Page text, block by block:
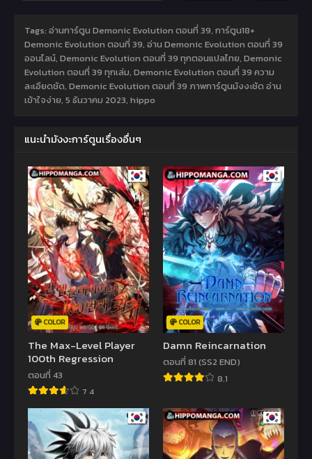
Tags: อ่านการ์ตูน Demonic Evolution ตอนที่ 39, การ์ตูน18+
Demonic Evolution ตอนที่ 39, อ่าน Demonic Evolution ตอนที่ 39
ออนไลน์, Demonic Evolution ตอนที่ 39 ทุกตอนแปลไทย, Demonic
Evolution ตอนที่ 39 ทุกเล่ม, Demonic Evolution ตอนที่ 39 ความ
ละเอียดชัด, Demonic Evolution ตอนที่ 39 ภาพการ์ตูนมังงะชัด อ่าน
เข้าใจง่าย, 5 ธันวาคม 2023, hippo
แนะนำมังงะการ์ตูนเรื่องอื่นๆ
COLOR
The Max-Level Player
100th Regression
ตอนที่ 43
7.4
COLOR
Damn Reincarnation
ตอนที่ 81 (SS2 END)
8.1